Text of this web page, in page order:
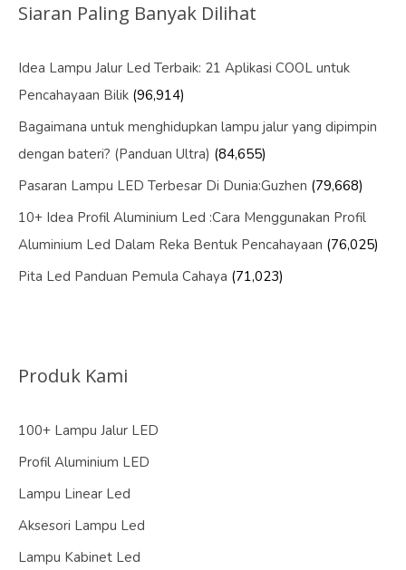
Siaran Paling Banyak Dilihat
Idea Lampu Jalur Led Terbaik: 21 Aplikasi COOL untuk
Pencahayaan Bilik (96,914)
Bagaimana untuk menghidupkan lampu jalur yang dipimpin
dengan bateri? (Panduan Ultra) (84,655)
Pasaran Lampu LED Terbesar Di Dunia:Guzhen (79,668)
10+ Idea Profil Aluminium Led :Cara Menggunakan Profil
Aluminium Led Dalam Reka Bentuk Pencahayaan (76,025)
Pita Led Panduan Pemula Cahaya (71,023)
Produk Kami
100+ Lampu Jalur LED
Profil Aluminium LED
Lampu Linear Led
Aksesori Lampu Led
Lampu Kabinet Led